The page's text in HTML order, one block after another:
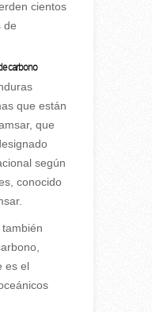
cientos
de
carbono
que están
que
según
conocido
es el